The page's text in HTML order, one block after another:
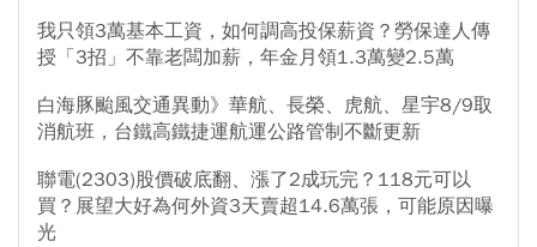
我只領3萬基本工資，如何調高投保薪資？勞保達人傳
授「3招」不靠老闆加薪，年金月領1.3萬變2.5萬
白海豚颱風交通異動》華航、長榮、虎航、星宇8/9取
消航班，台鐵高鐵捷運航運公路管制不斷更新
聯電(2303)股價破底翻、漲了2成玩完？118元可以
買？展望大好為何外資3天賣超14.6萬張，可能原因曝
光